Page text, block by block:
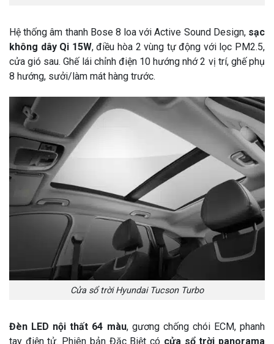
Hệ thống âm thanh Bose 8 loa với Active Sound Design, sạc
không dây Qi 15W, điều hòa 2 vùng tự động với lọc PM2.5,
cửa gió sau. Ghế lái chỉnh điện 10 hướng nhớ 2 vị trí, ghế phụ
8 hướng, sưởi/làm mát hàng trước.
Cửa sổ trời Hyundai Tucson Turbo
Đèn LED nội thất 64 màu, gương chống chói ECM, phanh
tay điện tử. Phiên bản Đặc Biệt có cửa sổ trời panorama